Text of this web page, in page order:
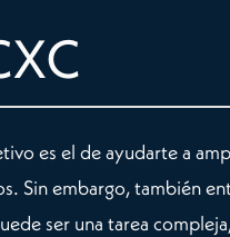
es el de ayudarte a
Sin embargo, también
ser una tarea